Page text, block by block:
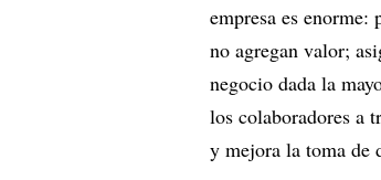
empresa es
no agregan valor;
negocio dada la
los colaboradores a
y mejora la toma de